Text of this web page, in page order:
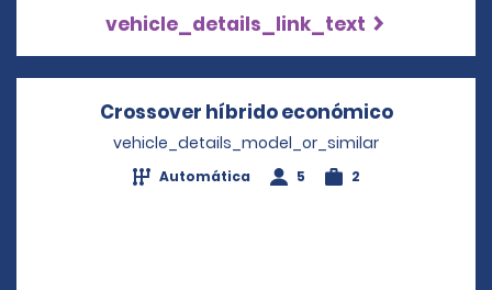
vehicle_details_link_text
Crossover híbrido económicoOpens in
vehicle_details_model_or_similar
Automática 5 2